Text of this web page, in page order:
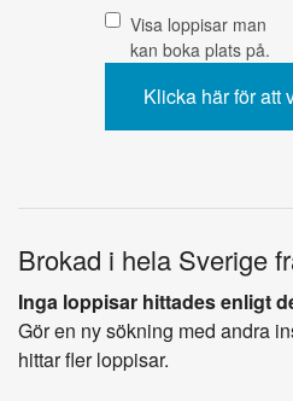
Visa loppisar man
kan boka plats på.
Brokad i hela Sverige
Inga loppisar hittades enligt
Gör en ny sökning med andra
hittar fler loppisar.